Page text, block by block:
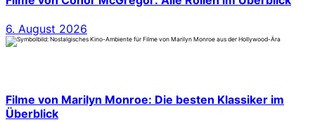
6. August 2026
Filme von Marilyn Monroe: Die besten Klassiker im
Überblick